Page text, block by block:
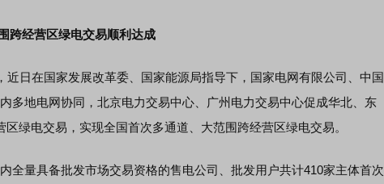
跨经营区绿电交易顺利达成
日在国家发展改革委、国家能源局指导下，国家电网有限公司、中国
多地电网协同，北京电力交易中心、广州电力交易中心促成华北、东
绿电交易，实现全国首次多通道、大范围跨经营区绿电交易。
量具备批发市场交易资格的售电公司、批发用户共计410家主体首次